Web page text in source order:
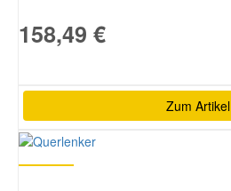
158,49 €
Zum Artikel